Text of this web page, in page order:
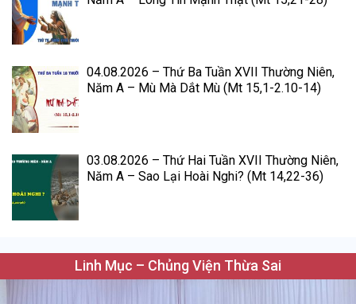
04.08.2026 – Thứ Ba Tuần XVII Thường Niên,
Năm A – Mù Mà Dắt Mù (Mt 15,1-2.10-14)
03.08.2026 – Thứ Hai Tuần XVII Thường Niên,
Năm A – Sao Lại Hoài Nghi? (Mt 14,22-36)
Linh Mục – Chủng Viện Thừa Sai